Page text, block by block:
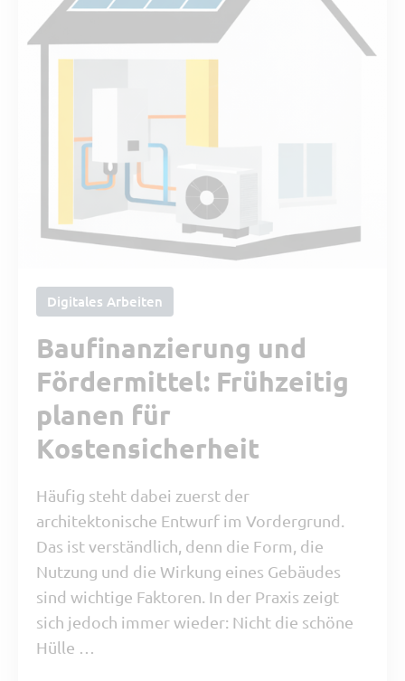
Digitales Arbeiten
Baufinanzierung und
Fördermittel: Frühzeitig
planen für
Kostensicherheit
Häufig steht dabei zuerst der
architektonische Entwurf im Vordergrund.
Das ist verständlich, denn die Form, die
Nutzung und die Wirkung eines Gebäudes
sind wichtige Faktoren. In der Praxis zeigt
sich jedoch immer wieder: Nicht die schöne
Hülle …